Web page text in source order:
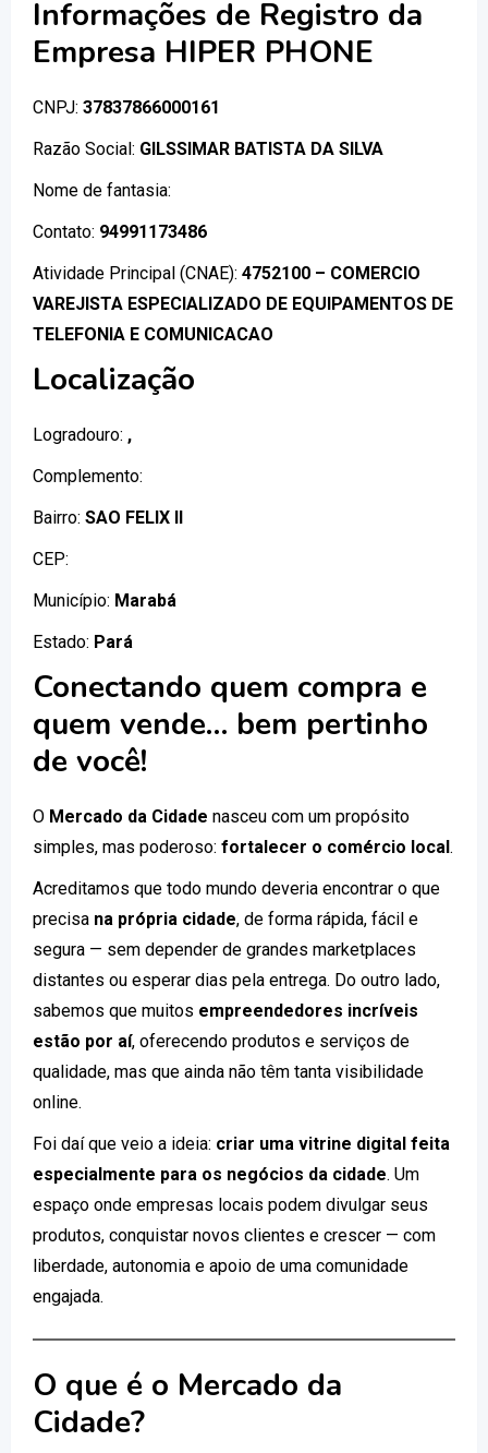
Informações de Registro da
Empresa HIPER PHONE
CNPJ: 37837866000161
Razão Social: GILSSIMAR BATISTA DA SILVA
Nome de fantasia:
Contato: 94991173486
Atividade Principal (CNAE): 4752100 – COMERCIO
VAREJISTA ESPECIALIZADO DE EQUIPAMENTOS DE
TELEFONIA E COMUNICACAO
Localização
Logradouro: ,
Complemento:
Bairro: SAO FELIX II
CEP:
Município: Marabá
Estado: Pará
Conectando quem compra e
quem vende… bem pertinho
de você!
O Mercado da Cidade nasceu com um propósito
simples, mas poderoso: fortalecer o comércio local.
Acreditamos que todo mundo deveria encontrar o que
precisa na própria cidade, de forma rápida, fácil e
segura — sem depender de grandes marketplaces
distantes ou esperar dias pela entrega. Do outro lado,
sabemos que muitos empreendedores incríveis
estão por aí, oferecendo produtos e serviços de
qualidade, mas que ainda não têm tanta visibilidade
online.
Foi daí que veio a ideia: criar uma vitrine digital feita
especialmente para os negócios da cidade. Um
espaço onde empresas locais podem divulgar seus
produtos, conquistar novos clientes e crescer — com
liberdade, autonomia e apoio de uma comunidade
engajada.
O que é o Mercado da
Cidade?